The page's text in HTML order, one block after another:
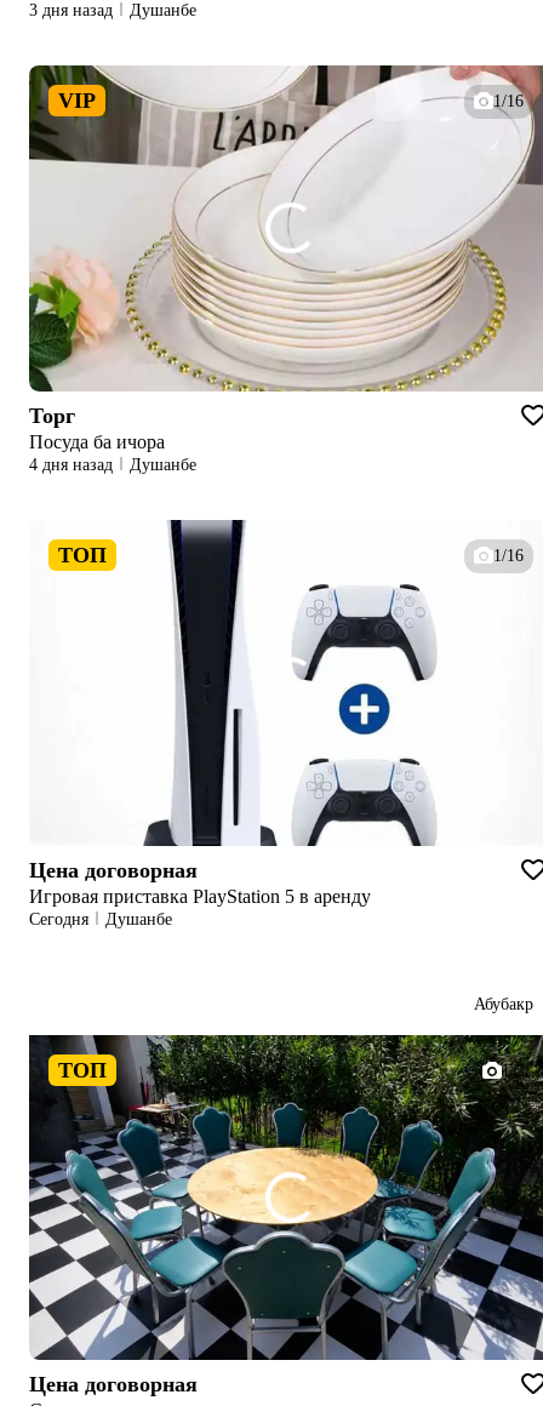
3 дня назад Душанбе
VIP 1/16
Торг
Посуда ба ичора
4 дня назад Душанбе
ТОП 1/16
Цена договорная
Игровая приставка PlayStation 5 в аренду
Сегодня Душанбе
Абубакр
ТОП 1/2
Цена договорная